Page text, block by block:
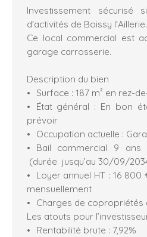
Investissement sécurisé
d'activités de Boissy l'Aillerie.
Ce local commercial est
garage carrosserie.
Description du bien
Surface : 187 m² en rez-
État général : En bon
prévoir
Occupation actuelle :
Bail commercial 9 ans
(durée jusqu’au 30/09/
Loyer annuel HT : 16
mensuellement
Charges de copropriétés
Les atouts pour
Rentabilité brute : 7,92%